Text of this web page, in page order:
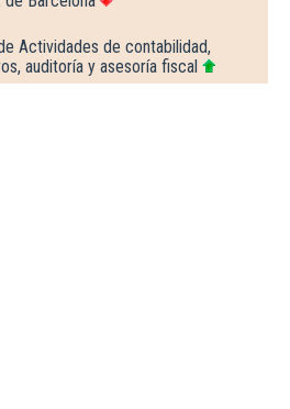
Actividades de contabilidad,
auditoría y asesoría fiscal